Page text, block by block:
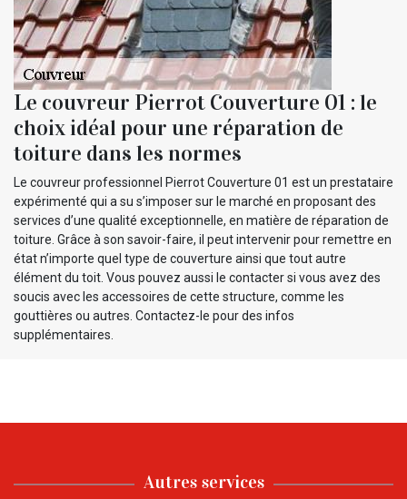
Le couvreur Pierrot Couverture 01 : le
choix idéal pour une réparation de
toiture dans les normes
Le couvreur professionnel Pierrot Couverture 01 est un prestataire
expérimenté qui a su s’imposer sur le marché en proposant des
services d’une qualité exceptionnelle, en matière de réparation de
toiture. Grâce à son savoir-faire, il peut intervenir pour remettre en
état n’importe quel type de couverture ainsi que tout autre
élément du toit. Vous pouvez aussi le contacter si vous avez des
soucis avec les accessoires de cette structure, comme les
gouttières ou autres. Contactez-le pour des infos
supplémentaires.
Autres services